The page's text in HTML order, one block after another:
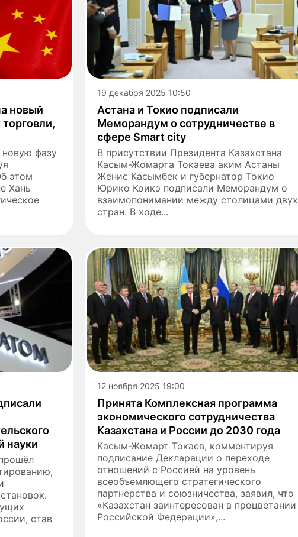
новый
новую фазу
этом
Хань
19 декабря 2025 10:50
Астана и Токио подписали
Меморандум о сотрудничестве в
сфере Smart city
В присутствии Президента Казахстана
Касым-Жомарта Токаева аким Астаны
Женис Касымбек и губернатор Токио
Юрико Коикэ подписали Меморандум о
взаимопонимании между столицами двух
стран. В ходе...
науки
став
12 ноября 2025 19:00
Принята Комплексная программа
экономического сотрудничества
Казахстана и России до 2030 года
Касым-Жомарт Токаев, комментируя
подписание Декларации о переходе
отношений с Россией на уровень
всеобъемлющего стратегического
партнерства и союзничества, заявил, что
«Казахстан заинтересован в процветании
Российской Федерации»,...